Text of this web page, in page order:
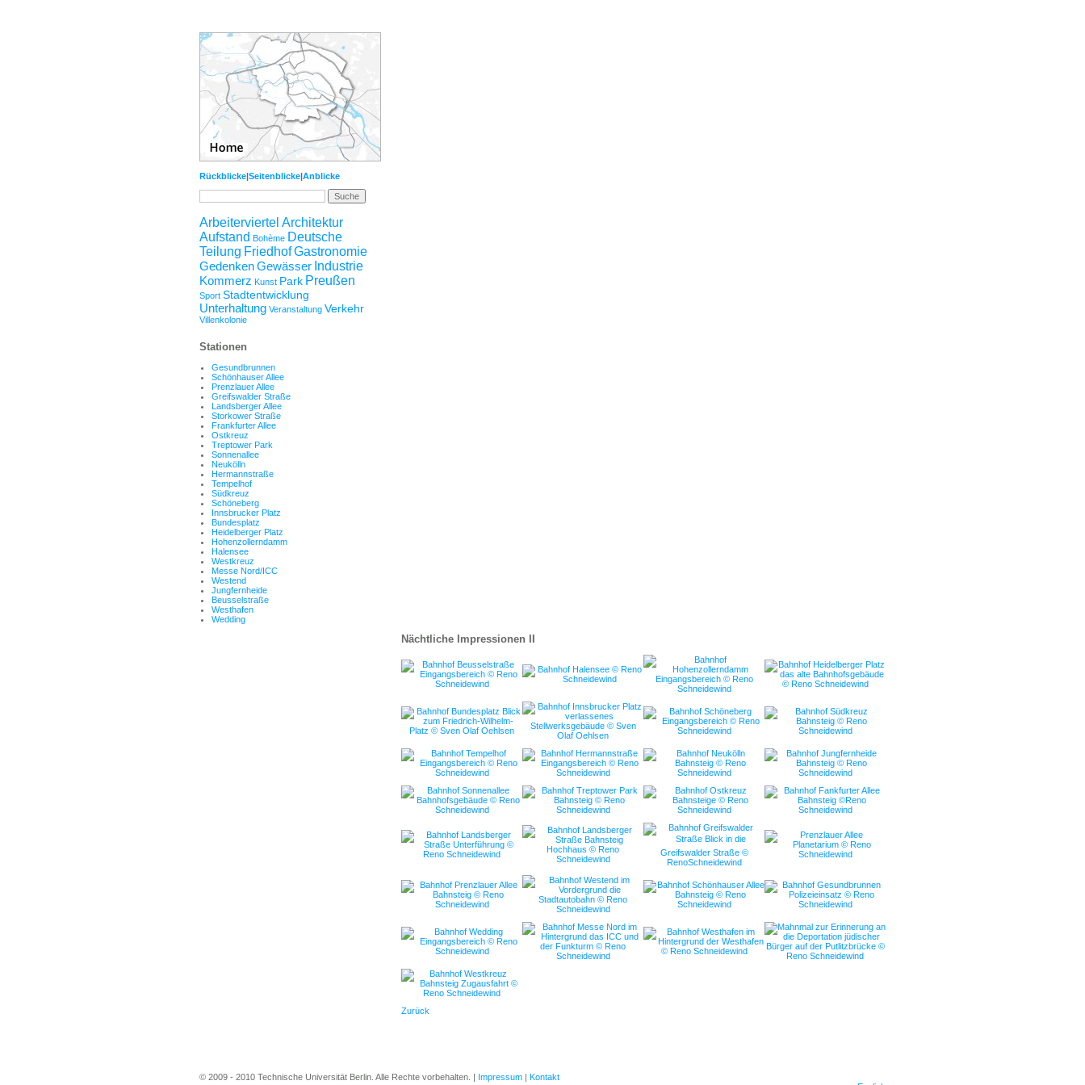
Rückblicke|Seitenblicke|Anblicke
Arbeiterviertel Architektur
Aufstand Bohème Deutsche
Teilung FriedhofGastronomie
GedenkenGewässer Industrie
Kommerz Kunst Park Preußen
Sport Stadtentwicklung
Unterhaltung Veranstaltung Verkehr
Villenkolonie
Stationen
Gesundbrunnen
Schönhauser Allee
Prenzlauer Allee
Greifswalder Straße
Landsberger Allee
Storkower Straße
Frankfurter Allee
Ostkreuz
Treptower Park
Sonnenallee
Neukölln
Hermannstraße
Tempelhof
Südkreuz
Schöneberg
Innsbrucker Platz
Bundesplatz
Heidelberger Platz
Hohenzollerndamm
Halensee
Westkreuz
Messe Nord/ICC
Westend
Jungfernheide
Beusselstraße
Westhafen
Wedding
Nächtliche Impressionen II
Zurück
© 2009 - 2010 Technische Universität Berlin. Alle Rechte vorbehalten. | Impressum | Kontakt